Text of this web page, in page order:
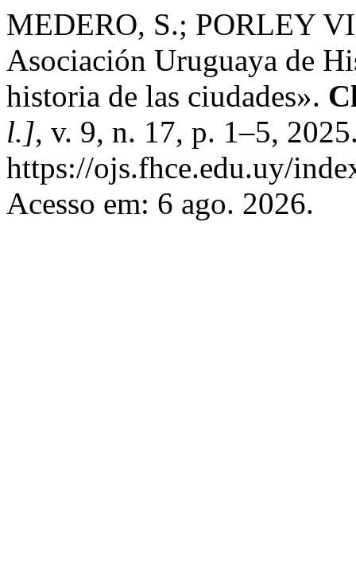
MEDERO, S.; PORLEY
Asociación Uruguaya de
historia de las ciudades».
l.], v. 9, n. 17, p. 1–5,
https://ojs.fhce.edu.uy/
Acesso em: 6 ago. 2026.